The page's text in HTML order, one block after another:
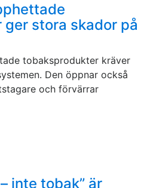
stora skador på
tobaksprodukter kräver
Den öppnar också
och förvärrar
inte tobak” är